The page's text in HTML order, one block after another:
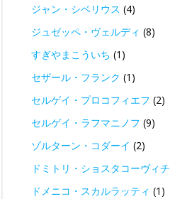
ジャン・シベリウス (4)
ジュゼッペ・ヴェルディ (8)
すぎやまこういち (1)
セザール・フランク (1)
セルゲイ・プロコフィエフ (2)
セルゲイ・ラフマニノフ (9)
ゾルターン・コダーイ (2)
ドミトリ・ショスタコーヴィチ
ドメニコ・スカルラッティ (1)